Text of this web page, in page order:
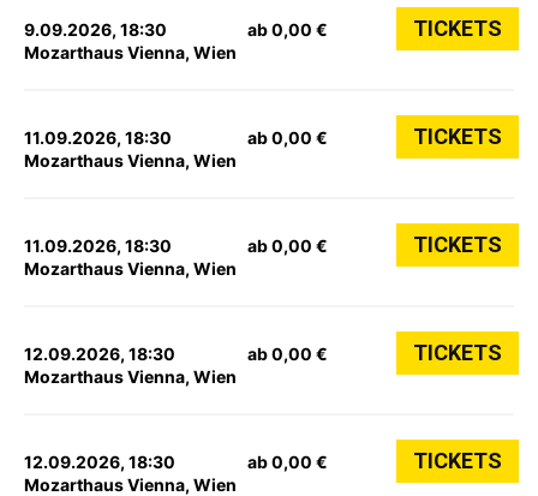
9.09.2026, 18:30
Mozarthaus Vienna, Wien
ab 0,00 € TICKETS
11.09.2026, 18:30
Mozarthaus Vienna, Wien
ab 0,00 € TICKETS
11.09.2026, 18:30
Mozarthaus Vienna, Wien
ab 0,00 € TICKETS
12.09.2026, 18:30
Mozarthaus Vienna, Wien
ab 0,00 € TICKETS
12.09.2026, 18:30
Mozarthaus Vienna, Wien
ab 0,00 € TICKETS